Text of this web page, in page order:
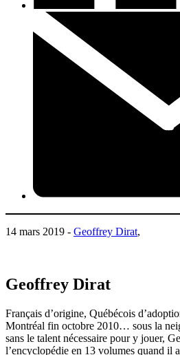
14 mars 2019 - Geoffrey Dirat,
Geoffrey Dirat
Français d’origine, Québécois
Montréal fin octobre 2010… sous la
sans le talent nécessaire pour y jouer,
l’encyclopédie en 13 volumes quand il